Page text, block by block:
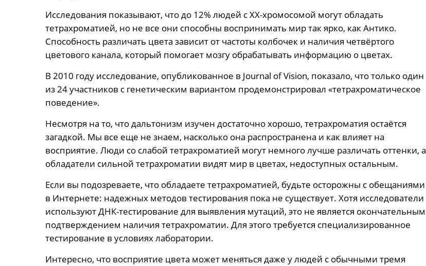
Исследования показывают, что до 12% людей с XX-хромосомой могут обладать
тетрахроматией, но не все они способны воспринимать мир так ярко, как Антико.
Способность различать цвета зависит от частоты колбочек и наличия четвёртого
цветового канала, который помогает мозгу обрабатывать информацию о цветах.
В 2010 году исследование, опубликованное в Journal of Vision, показало, что только один
из 24 участников с генетическим вариантом продемонстрировал «тетрахроматическое
поведение».
Несмотря на то, что дальтонизм изучен достаточно хорошо, тетрахроматия остаётся
загадкой. Мы все еще не знаем, насколько она распространена и как влияет на
восприятие. Люди со слабой тетрахроматией могут немного лучше различать оттенки, а
обладатели сильной тетрахроматии видят мир в цветах, недоступных остальным.
Если вы подозреваете, что обладаете тетрахроматией, будьте осторожны с обещаниями
в Интернете: надежных методов тестирования пока не существует. Хотя исследователи
используют ДНК-тестирование для выявления мутаций, это не является окончательным
подтверждением наличия тетрахроматии. Для этого требуется специализированное
тестирование в условиях лаборатории.
Интересно, что восприятие цвета может меняться даже у людей с обычными тремя